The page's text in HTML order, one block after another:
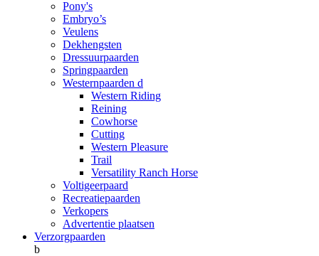
Pony's
Embryo’s
Veulens
Dekhengsten
Dressuurpaarden
Springpaarden
Westernpaarden d
Western Riding
Reining
Cowhorse
Cutting
Western Pleasure
Trail
Versatility Ranch Horse
Voltigeerpaard
Recreatiepaarden
Verkopers
Advertentie plaatsen
Verzorgpaarden
b